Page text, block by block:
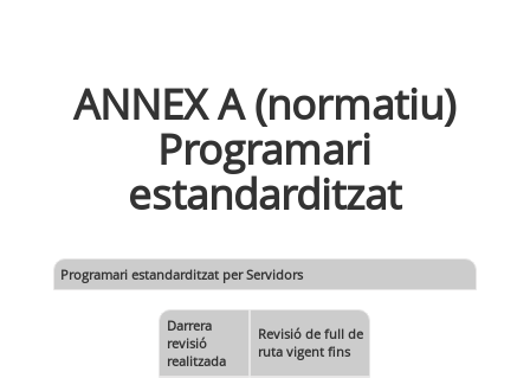
ANNEX A (normatiu)
Programari
estandarditzat
Programari estandarditzat per Servidors
Darrera
revisió
realitzada
Revisió de full de
ruta vigent fins